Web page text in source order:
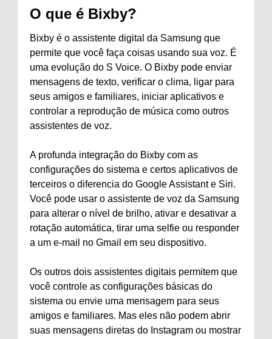
O que é Bixby?
Bixby é o assistente digital da Samsung que
permite que você faça coisas usando sua voz. É
uma evolução do S Voice. O Bixby pode enviar
mensagens de texto, verificar o clima, ligar para
seus amigos e familiares, iniciar aplicativos e
controlar a reprodução de música como outros
assistentes de voz.
A profunda integração do Bixby com as
configurações do sistema e certos aplicativos de
terceiros o diferencia do Google Assistant e Siri.
Você pode usar o assistente de voz da Samsung
para alterar o nível de brilho, ativar e desativar a
rotação automática, tirar uma selfie ou responder
a um e-mail no Gmail em seu dispositivo.
Os outros dois assistentes digitais permitem que
você controle as configurações básicas do
sistema ou envie uma mensagem para seus
amigos e familiares. Mas eles não podem abrir
suas mensagens diretas do Instagram ou mostrar